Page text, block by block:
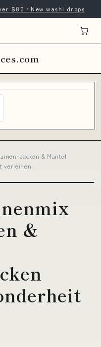
$80 · New washi drops
Jacken & Mäntel-
verleihen
&